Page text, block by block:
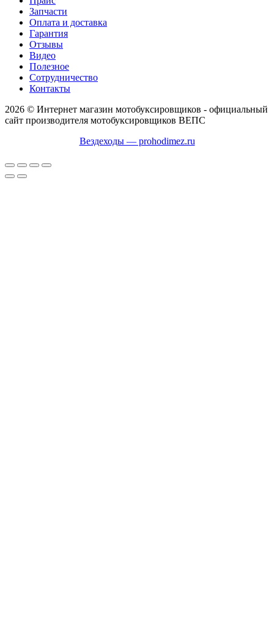
Запчасти
Оплата и доставка
Гарантия
Отзывы
Видео
Полезное
Сотрудничество
Контакты
2026 © Интернет магазин мотобуксировщиков - официальный
сайт производителя мотобуксировщиков ВЕПС
Вездеходы — prohodimez.ru